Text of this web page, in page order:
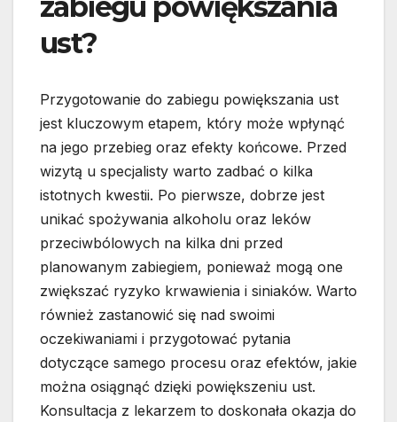
zabiegu powiększania
ust?
Przygotowanie do zabiegu powiększania ust
jest kluczowym etapem, który może wpłynąć
na jego przebieg oraz efekty końcowe. Przed
wizytą u specjalisty warto zadbać o kilka
istotnych kwestii. Po pierwsze, dobrze jest
unikać spożywania alkoholu oraz leków
przeciwbólowych na kilka dni przed
planowanym zabiegiem, ponieważ mogą one
zwiększać ryzyko krwawienia i siniaków. Warto
również zastanowić się nad swoimi
oczekiwaniami i przygotować pytania
dotyczące samego procesu oraz efektów, jakie
można osiągnąć dzięki powiększeniu ust.
Konsultacja z lekarzem to doskonała okazja do